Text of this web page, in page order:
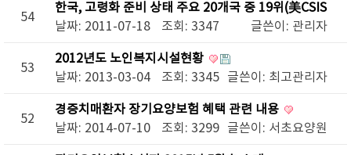
54
한국, 고령화 준비 상태 주요 20개국 중 19위(美CSIS
'고령화 준비 지수')
날짜: 2011-07-18 조회: 3347 글쓴이: 관리자
53
2012년도 노인복지시설현황
날짜: 2013-03-04
조회: 3345 글쓴이: 최고관리자
52
경증치매환자 장기요양보험 혜택 관련 내용
날짜: 2014-07-10
조회: 3299 글쓴이: 서초요양원